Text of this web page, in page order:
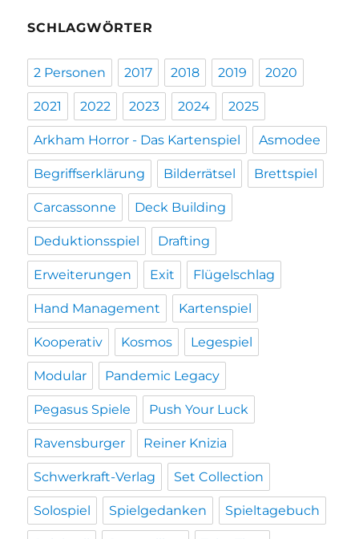
SCHLAGWÖRTER
2 Personen 2017 2018 2019 2020
2021 2022 2023 2024 2025
Arkham Horror - Das Kartenspiel Asmodee
Begriffserklärung Bilderrätsel Brettspiel
Carcassonne Deck Building
Deduktionsspiel Drafting
Erweiterungen Exit Flügelschlag
Hand Management Kartenspiel
Kooperativ Kosmos Legespiel
Modular Pandemic Legacy
Pegasus Spiele Push Your Luck
Ravensburger Reiner Knizia
Schwerkraft-Verlag Set Collection
Solospiel Spielgedanken Spieltagebuch